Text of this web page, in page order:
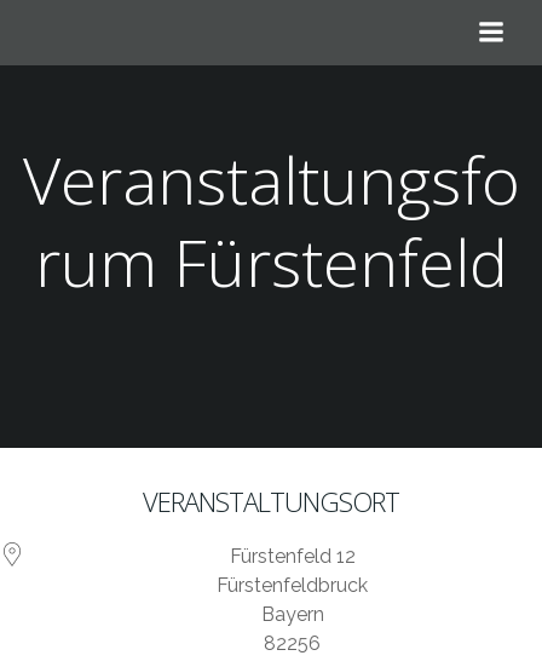
springen
Veranstaltungsfo
rum Fürstenfeld
VERANSTALTUNGSORT
Fürstenfeld 12
Fürstenfeldbruck
Bayern
82256